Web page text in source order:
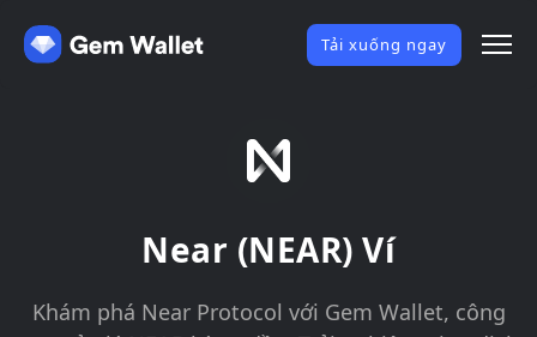
Tải xuống ngay
Near (NEAR) Ví
Khám phá Near Protocol với Gem Wallet, công